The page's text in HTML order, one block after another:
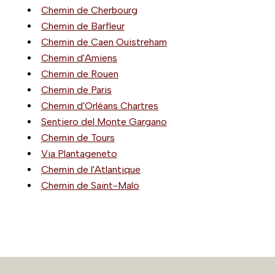
Chemin de Cherbourg
Chemin de Barfleur
Chemin de Caen Ouistreham
Chemin d'Amiens
Chemin de Rouen
Chemin de Paris
Chemin d'Orléans Chartres
Sentiero del Monte Gargano
Chemin de Tours
Via Plantageneto
Chemin de l'Atlantique
Chemin de Saint-Malo